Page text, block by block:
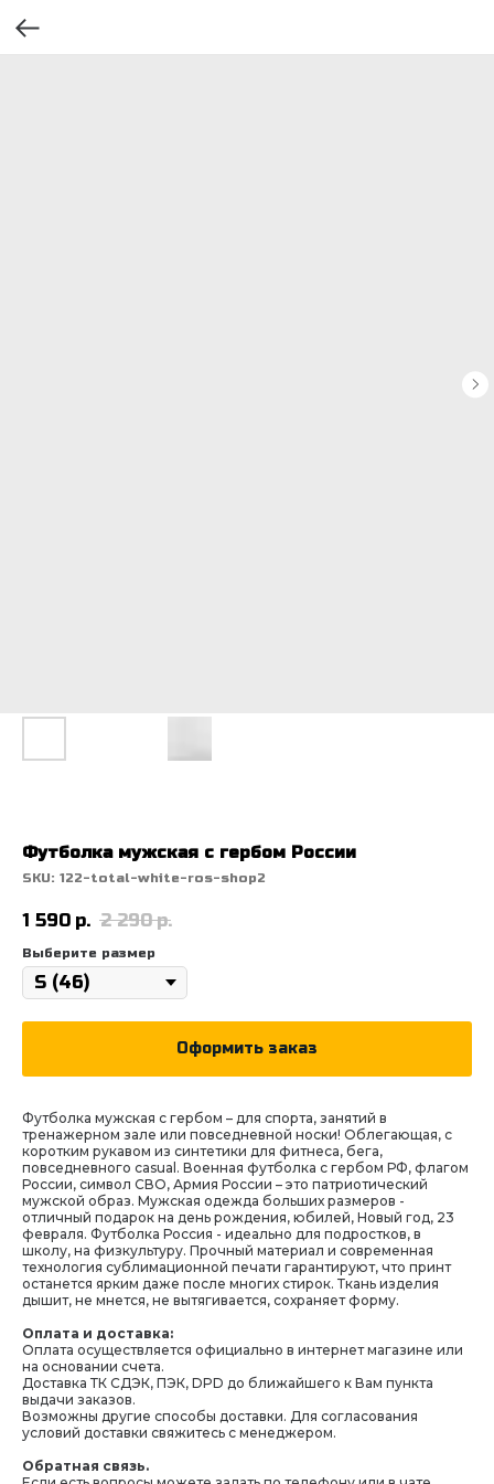
Футболка мужская с гербом России
SKU: 122-total-white-ros-shop2
1 590 р. 2 290 р.
Выберите размер
Оформить заказ
Футболка мужская с гербом – для спорта, занятий в
тренажерном зале или повседневной носки! Облегающая, с
коротким рукавом из синтетики для фитнеса, бега,
повседневного casual. Военная футболка с гербом РФ, флагом
России, символ СВО, Армия России – это патриотический
мужской образ. Мужская одежда больших размеров -
отличный подарок на день рождения, юбилей, Новый год, 23
февраля. Футболка Россия - идеально для подростков, в
школу, на физкультуру. Прочный материал и современная
технология сублимационной печати гарантируют, что принт
останется ярким даже после многих стирок. Ткань изделия
дышит, не мнется, не вытягивается, сохраняет форму.
Оплата и доставка:
Оплата осуществляется официально в интернет магазине или
на основании счета.
Доставка ТК СДЭК, ПЭК, DPD до ближайшего к Вам пункта
выдачи заказов.
Возможны другие способы доставки. Для согласования
условий доставки свяжитесь с менеджером.
Обратная связь.